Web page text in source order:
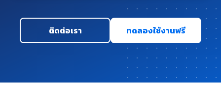
ติดต่อเรา ทดลองใช้งานฟรี